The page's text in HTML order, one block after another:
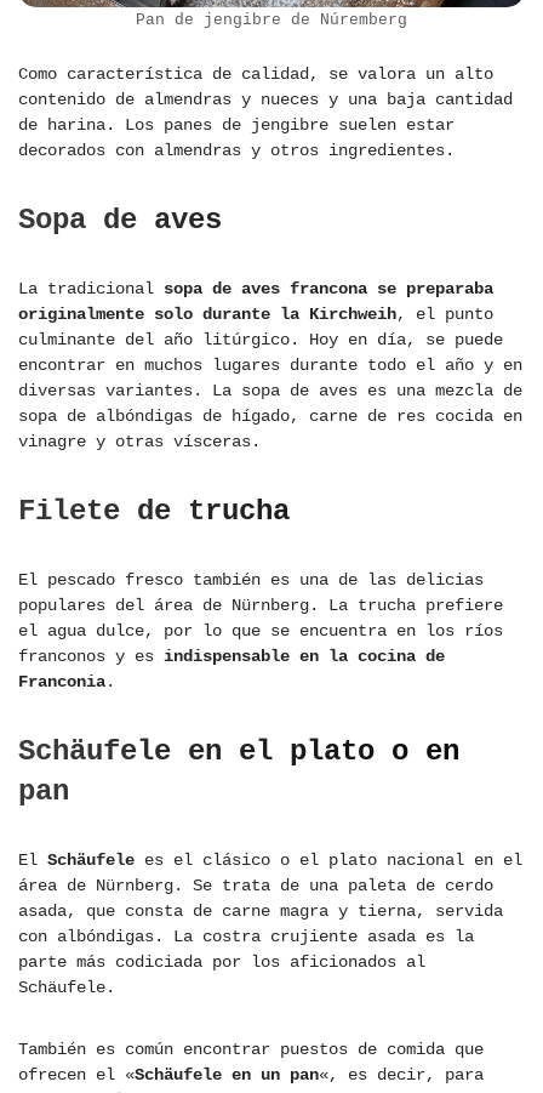
Pan de jengibre de Núremberg
Como característica de calidad, se valora un alto
contenido de almendras y nueces y una baja cantidad
de harina. Los panes de jengibre suelen estar
decorados con almendras y otros ingredientes.
Sopa de aves
La tradicional sopa de aves francona se preparaba
originalmente solo durante la Kirchweih, el punto
culminante del año litúrgico. Hoy en día, se puede
encontrar en muchos lugares durante todo el año y en
diversas variantes. La sopa de aves es una mezcla de
sopa de albóndigas de hígado, carne de res cocida en
vinagre y otras vísceras.
Filete de trucha
El pescado fresco también es una de las delicias
populares del área de Nürnberg. La trucha prefiere
el agua dulce, por lo que se encuentra en los ríos
franconos y es indispensable en la cocina de
Franconia.
Schäufele en el plato o en
pan
El Schäufele es el clásico o el plato nacional en el
área de Nürnberg. Se trata de una paleta de cerdo
asada, que consta de carne magra y tierna, servida
con albóndigas. La costra crujiente asada es la
parte más codiciada por los aficionados al
Schäufele.
También es común encontrar puestos de comida que
ofrecen el «Schäufele en un pan«, es decir, para